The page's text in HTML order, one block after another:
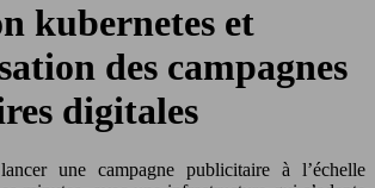
kubernetes et
des campagnes
digitales
une campagne publicitaire à l’échelle